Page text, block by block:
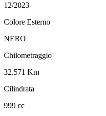
12/2023
Colore Esterno
NERO
Chilometraggio
32.571 Km
Cilindrata
999 cc